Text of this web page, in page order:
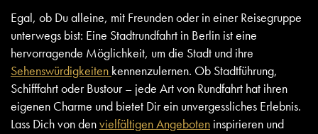
Egal, ob Du alleine, mit Freunden oder in einer Reisegruppe
unterwegs bist: Eine Stadtrundfahrt in Berlin ist eine
hervorragende Möglichkeit, um die Stadt und ihre
Sehenswürdigkeiten kennenzulernen. Ob Stadtführung,
Schifffahrt oder Bustour – jede Art von Rundfahrt hat ihren
eigenen Charme und bietet Dir ein unvergessliches Erlebnis.
Lass Dich von denvielfältigen Angeboten inspirieren und